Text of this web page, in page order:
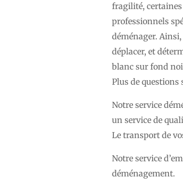
fragilité,
professionnels
déménager.
déplacer, et
blanc sur fond
Plus de questions
Notre service
un service de
Le transport de
Notre service
déménagement.